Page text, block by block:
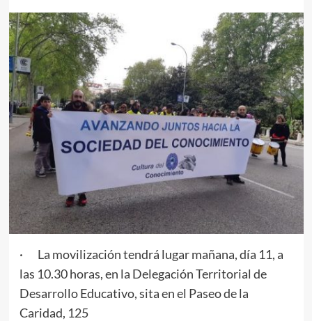
· La movilización tendrá lugar mañana, día 11, a
las 10.30 horas, en la Delegación Territorial de
Desarrollo Educativo, sita en el Paseo de la
Caridad, 125